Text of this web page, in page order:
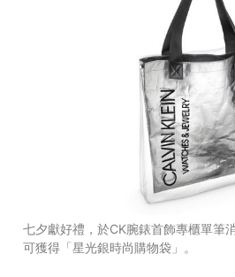
七夕獻好禮，於CK腕錶首飾專櫃單筆
可獲得「星光銀時尚購物袋」。